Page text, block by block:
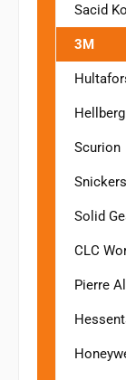
Sacid
3M
Hellberg
Scurion
Solid
CLC
Pierre